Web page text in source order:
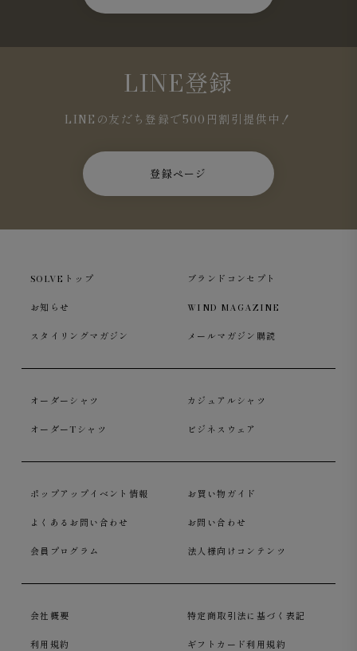
Journey Sweatshirt モックネック シルケット裏毛 エク
リラックス感のあるシルエット
ットに仕上げました。ハリとコシのある生地で、身体のラ
インを拾わず、抜け感のある大人のカジュアルスタイルを
LINE登録
LINEの友だち登録で500円割引提供中！
登録ページ
SOLVEトップ ブランドコンセプト
お知らせ WIND MAGAZINE
スタイリングマガジン メールマガジン購読
オーダーシャツ カジュアルシャツ
オーダーTシャツ ビジネスウェア
ポップアップイベント情報 お買い物ガイド
よくあるお問い合わせ お問い合わせ
会員プログラム 法人様向けコンテンツ
会社概要 特定商取引法に基づく表記
利用規約 ギフトカード利用規約